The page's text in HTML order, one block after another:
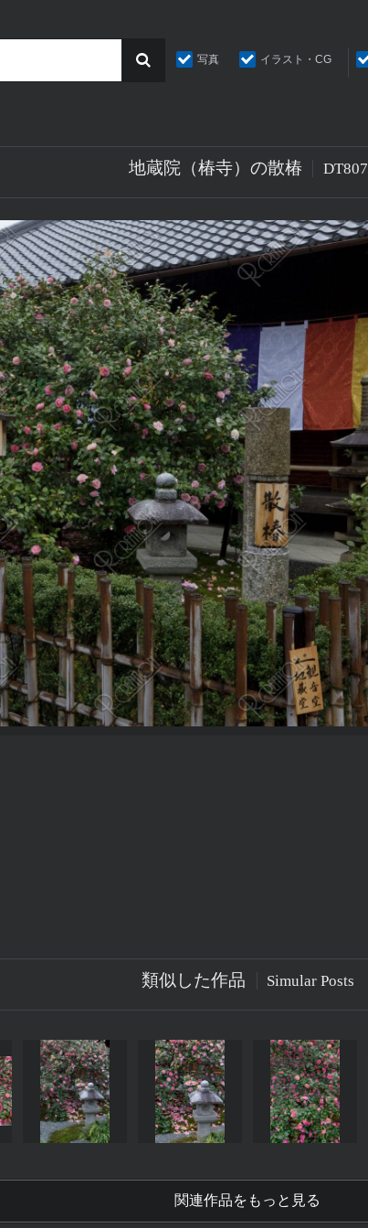
写真 イラスト・CG
地蔵院（椿寺）の散椿 DT807
類似した作品 Simular Posts
関連作品をもっと見る